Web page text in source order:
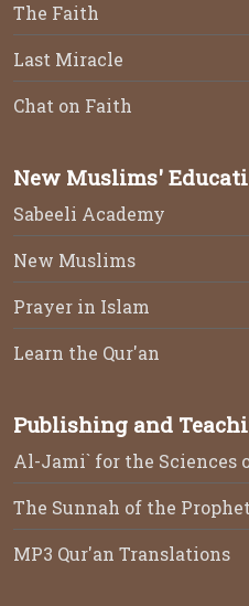
The Faith
Last Miracle
Chat on Faith
New Muslims'
Sabeeli Academy
New Muslims
Prayer in Islam
Learn the Qur'an
Publishing and
Al-Jami` for the Sciences
The Sunnah of the
MP3 Qur'an Translations